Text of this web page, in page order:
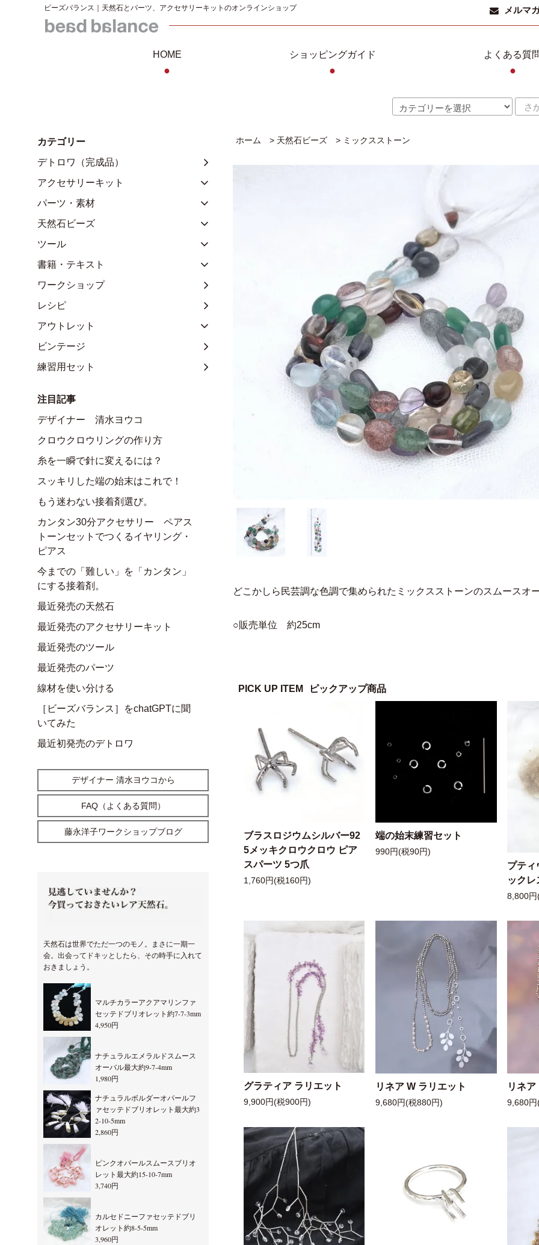
ビーズバランス｜天然石とパーツ、アクセサリーキットのオンラインショップ メルマ
HOME
●
ショッピングガイド
●
よくある質
●
ホーム > 天然石ビーズ > ミックスストーン
どこかしら民芸調な色調で集められたミックスストーンのスムースオ
○販売単位 約25cm
PICK UP ITEM ピックアップ商品
ブラスロジウムシルバー92
5メッキクロウクロウ ピア
スパーツ 5つ爪
1,760円(税160円)
端の始末練習セット
990円(税90円)
プティ
ックレ
8,800
グラティア ラリエット
9,900円(税900円)
リネア W ラリエット
9,680円(税880円)
リネ
9,680
カテゴリー
デトロワ（完成品）
アクセサリーキット
パーツ・素材
天然石ビーズ
ツール
書籍・テキスト
ワークショップ
レシピ
アウトレット
ビンテージ
練習用セット
注目記事
デザイナー 清水ヨウコ
クロウクロウリングの作り方
糸を一瞬で針に変えるには？
スッキリした端の始末はこれで！
もう迷わない接着剤選び。
カンタン30分アクセサリー ペアス
トーンセットでつくるイヤリング・
ピアス
今までの「難しい」を「カンタン」
にする接着剤。
最近発売の天然石
最近発売のアクセサリーキット
最近発売のツール
最近発売のパーツ
線材を使い分ける
［ビーズバランス］をchatGPTに聞
いてみた
最近初発売のデトロワ
デザイナー 清水ヨウコから
FAQ（よくある質問）
藤永洋子ワークショップブログ
天然石は世界でただ一つのモノ。まさに一期一
会。出会ってドキッとしたら、その時手に入れて
おきましょう。
マルチカラーアクアマリンファ
セッテドブリオレット約7-7-3mm
4,950円
ナチュラルエメラルドスムース
オーバル最大約9-7-4mm
1,980円
ナチュラルボルダーオパールフ
ァセッテドブリオレット最大約3
2-10-5mm
2,860円
ピンクオパールスムースブリオ
レット最大約15-10-7mm
3,740円
カルセドニーファセッテドブリ
オレット約8-5-5mm
3,960円